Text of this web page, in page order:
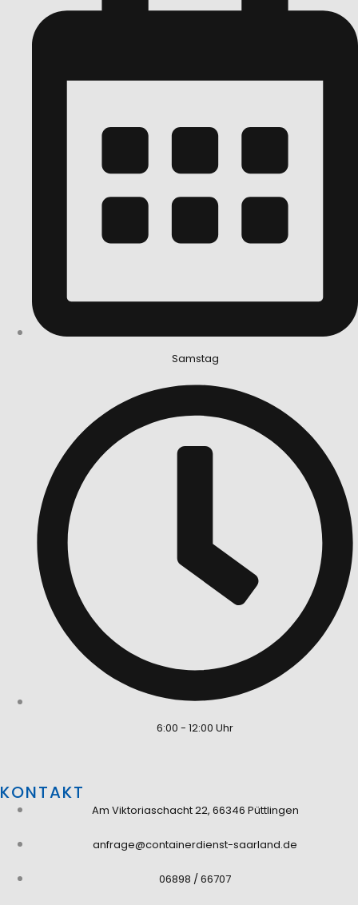
Samstag
6:00 - 12:00 Uhr
KONTAKT
Am Viktoriaschacht 22, 66346 Püttlingen
anfrage@containerdienst-saarland.de
06898 / 66707